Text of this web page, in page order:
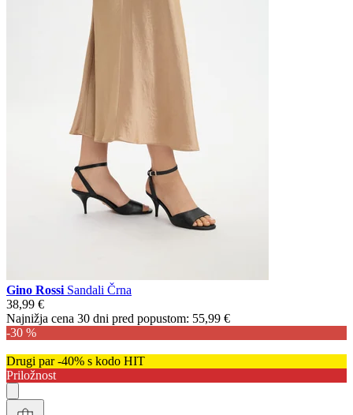
Gino Rossi Sandali Črna
38,99 €
Najnižja cena 30 dni pred popustom: 55,99 €
-30 %
Drugi par -40% s kodo HIT
Priložnost